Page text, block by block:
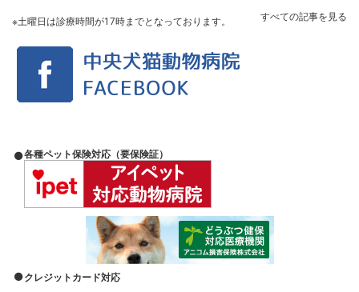
すべての記事を見る
※土曜日は診療時間が17時までとなっております。
各種ペット保険対応（要保険証）
クレジットカード対応